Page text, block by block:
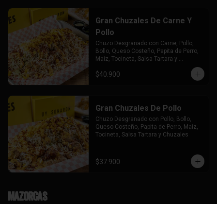
Gran Chuzales De Carne Y
Pollo
Chuzo Desgranado con Carne, Pollo,
Bollo, Queso Costeño, Papita de Perro,
Maiz, Tocineta, Salsa Tartara y
$40.900
Gran Chuzales De Pollo
Chuzo Desgranado con Pollo, Bollo,
Queso Costeño, Papita de Perro, Maiz,
Tocineta, Salsa Tartara y Chuzales
$37.900
Mazorcas